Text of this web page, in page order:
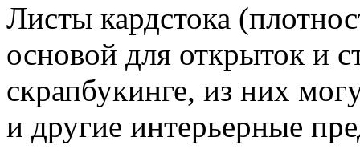
Листы кардстока
основой для открыток и
скрапбукинге, из них
и другие интерьерные